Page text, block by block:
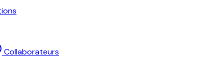
Collaborateurs